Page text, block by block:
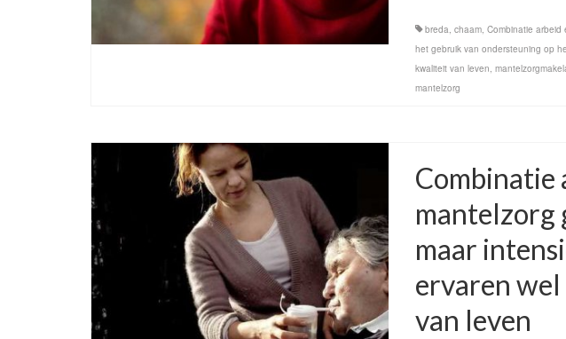
breda, chaam, Combinatie arbeid
het gebruik van ondersteuning op
kwaliteit van leven,
mantelzorg
Combinatie
mantelzorg
maar
ervaren
van leven